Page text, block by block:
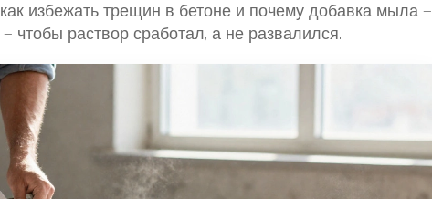
избежать трещин в бетоне и почему добавка мыла —
чтобы раствор сработал, а не развалился.